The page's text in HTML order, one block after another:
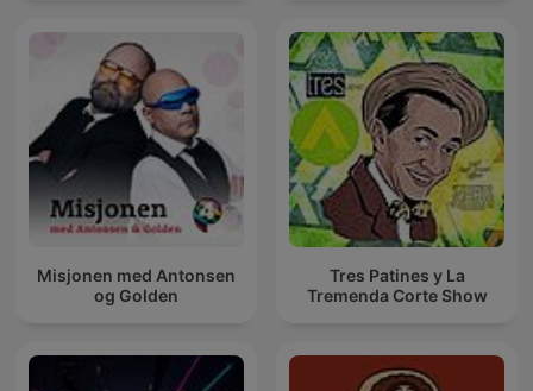
Misjonen med Antonsen
og Golden
Tres Patines y La
Tremenda Corte Show